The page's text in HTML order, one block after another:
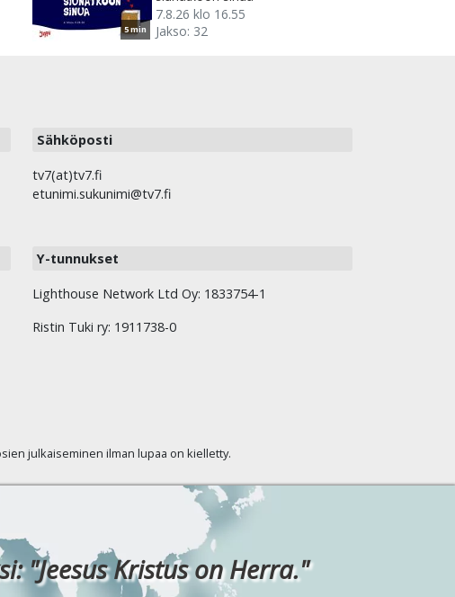
5 min
7.8.26 klo 16.55
Jakso: 32
Sähköposti
tv7(at)tv7.fi
etunimi.sukunimi@tv7.fi
Y-tunnukset
Lighthouse Network Ltd Oy: 1833754-1
Ristin Tuki ry: 1911738-0
julkaiseminen ilman lupaa on kielletty.
"Jeesus Kristus on Herra."